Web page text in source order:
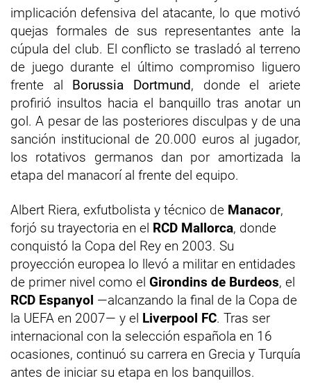
implicación defensiva del atacante, lo que motivó
quejas formales de sus representantes ante la
cúpula del club. El conflicto se trasladó al terreno
de juego durante el último compromiso liguero
frente al Borussia Dortmund, donde el ariete
profirió insultos hacia el banquillo tras anotar un
gol. A pesar de las posteriores disculpas y de una
sanción institucional de 20.000 euros al jugador,
los rotativos germanos dan por amortizada la
etapa del manacorí al frente del equipo.
Albert Riera, exfutbolista y técnico de Manacor,
forjó su trayectoria en el RCD Mallorca, donde
conquistó la Copa del Rey en 2003. Su
proyección europea lo llevó a militar en entidades
de primer nivel como el Girondins de Burdeos, el
RCD Espanyol —alcanzando la final de la Copa de
la UEFA en 2007— y el Liverpool FC. Tras ser
internacional con la selección española en 16
ocasiones, continuó su carrera en Grecia y Turquía
antes de iniciar su etapa en los banquillos.